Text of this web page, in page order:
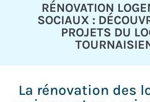
RÉNOVATION
SOCIAUX :
PROJETS DU
La rénovation des